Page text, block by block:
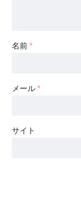
名前 *
メール *
サイト